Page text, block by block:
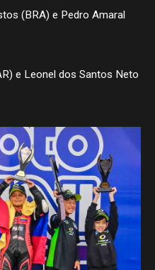
(BRA) e Pedro Amaral
e Leonel dos Santos Neto